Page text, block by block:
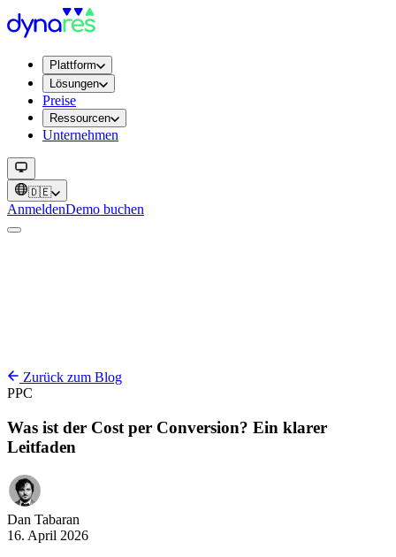
Plattform
Lösungen
Preise
Ressourcen
Unternehmen
🇩🇪
AnmeldenDemo buchen
Zurück zum Blog
PPC
Was ist der Cost per Conversion? Ein klarer
Leitfaden
Dan Tabaran
16. April 2026